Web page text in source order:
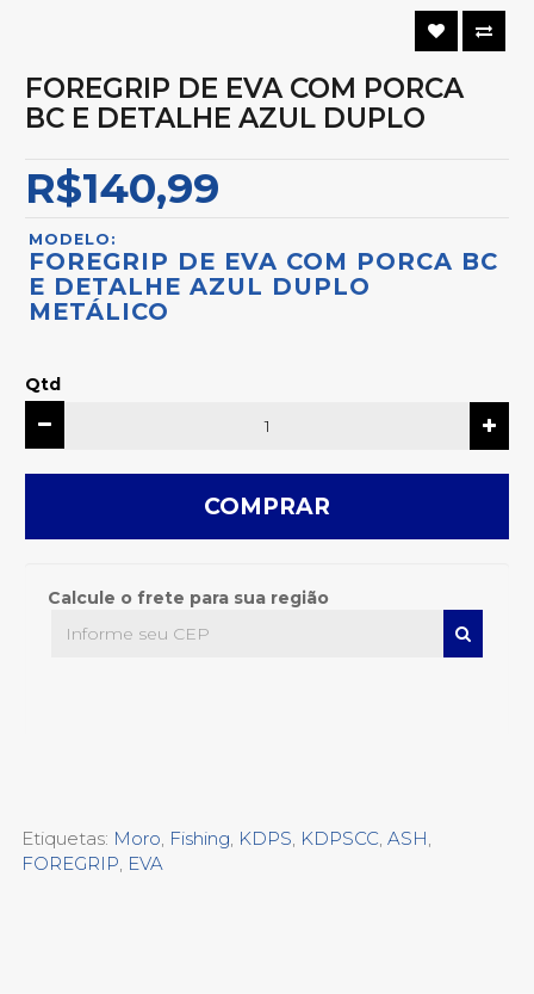
FOREGRIP DE EVA COM PORCA
BC E DETALHE AZUL DUPLO
R$140,99
MODELO:
FOREGRIP DE EVA COM PORCA BC
E DETALHE AZUL DUPLO
METÁLICO
Qtd
COMPRAR
Calcule o frete para sua região
Etiquetas: Moro, Fishing, KDPS, KDPSCC, ASH,
FOREGRIP, EVA